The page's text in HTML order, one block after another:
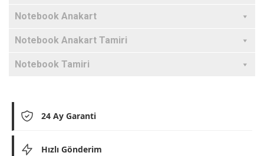
Notebook Anakart
Notebook Anakart Tamiri
Notebook Tamiri
24 Ay Garanti
Hızlı Gönderim